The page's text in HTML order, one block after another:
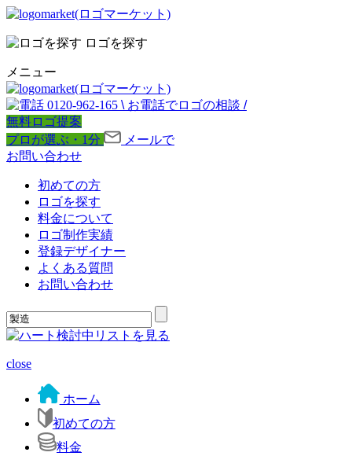
ロゴを探す
メニュー
0120-962-165 \ お電話でロゴの相談 /
無料ロゴ提案
プロが選ぶ・1分
メールで
お問い合わせ
初めての方
ロゴを探す
料金について
ロゴ制作実績
登録デザイナー
よくある質問
お問い合わせ
検討中リストを見る
close
ホーム
初めての方
料金